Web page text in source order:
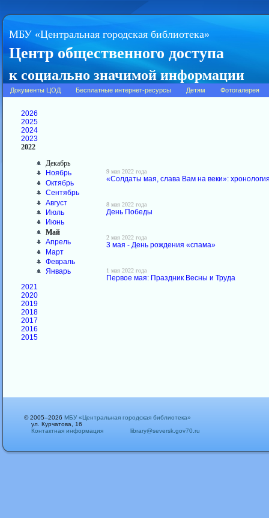
МБУ «Центральная городская библиотека»
Центр общественного доступа
к социально значимой информации
Документы ЦОД Бесплатные интернет-ресурсы Детям Фотогалерея
2026
2025
2024
2023
2022
Декабрь
Ноябрь
Октябрь
Сентябрь
Август
Июль
Июнь
Май
Апрель
Март
Февраль
Январь
2021
2020
2019
2018
2017
2016
2015
9 мая 2022 года
«Солдаты мая, слава Вам на веки»:
8 мая 2022 года
День Победы
2 мая 2022 года
3 мая - День рождения «спама»
1 мая 2022 года
Первое мая: Праздник Весны и Труда
© 2005–2026 МБУ «Центральная городская библиотека»
ул. Курчатова, 16
Контактная информация
library@seversk.gov70.ru